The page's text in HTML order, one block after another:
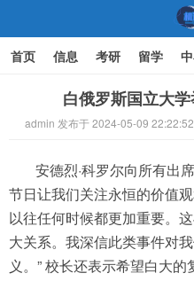
首页 信息 考研 留学
家庭教育
白俄罗斯国立大
admin 发布于 2024-05-09 22:22:52
安德烈·科罗尔向所有出
节日让我们关注永恒的价值
以往任何时候都更加重要。
大关系。我深信此类事件对
义。” 校长还表示希望白大